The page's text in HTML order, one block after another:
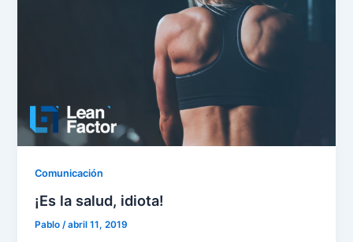
Comunicación
¡Es la salud, idiota!
Pablo /abril 11, 2019